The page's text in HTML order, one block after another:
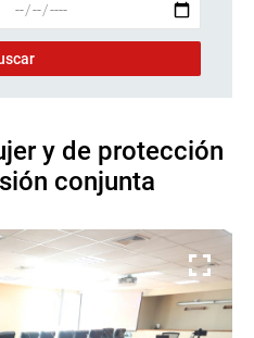
y de protección
conjunta